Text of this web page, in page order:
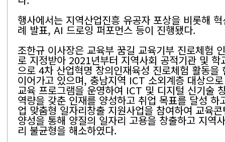
행사에서는 지역산업진흥 유공자 포상을 비롯해
례 발표, AI 드로잉 퍼포먼스 등이 진행됐다.
조한규 이사장은 교육부 꿈길 교육기부 진로체험
로 지정받아 2021년부터 지역사회 공적기관 및 학
으로 4차 산업혁명 창의인재육성 진로체험 활동을
이어가고 있으며, 충남지역 ICT 소외계층 대상으
교육 프로그램을 운영하여 ICT 및 디지털 신기술
역량을 갖춘 인재를 양성하고 취업 목표를 달성 하
업 맞춤형 일자리창출 지원사업을 참여하여 교육
양성을 통해 양질의 일자리 고용을 창출하고 지역
리 불균형을 해소하였다.